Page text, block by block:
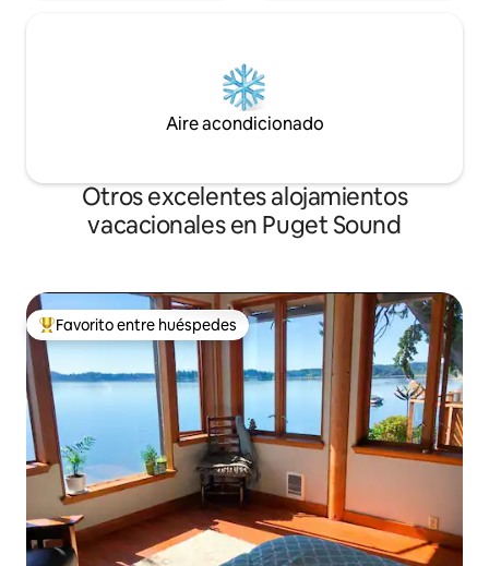
Aire acondicionado
Otros excelentes alojamientos
vacacionales en Puget Sound
De los mejores en Favorito entre huéspedes
Favorito entre huéspedes